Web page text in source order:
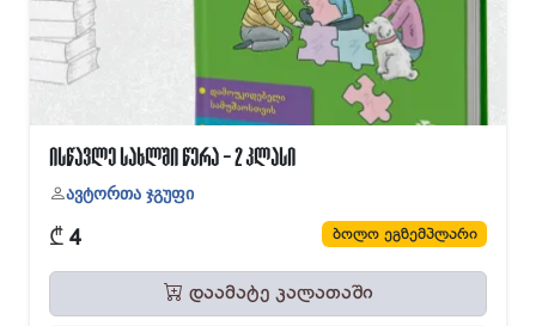
ისწავლე სახლში წერა - 2 კლასი
ავტორთა ჯგუფი
₾ 4 ბოლო ეგზემპლარი
დაამატე კალათაში